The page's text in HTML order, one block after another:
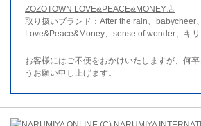
ZOZOTOWN LOVE&PEACE&MONEY店
取り扱いブランド：After the rain、babycheer、
Love&Peace&Money、sense of wonder、キリ
お客様にはご不便をおかけいたしますが、何
うお願い申し上げます。